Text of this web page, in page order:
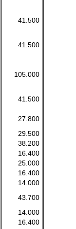
41.500
41.500
105.000
41.500
27.800
29.500
38.200
16.400
25.000
16.400
14.000
43.700
14.000
16.400